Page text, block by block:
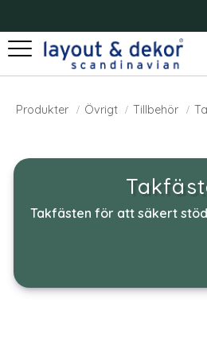
Meny
Takfästen
Produkter Övrigt Tillbehör
Takfästen för att säkert